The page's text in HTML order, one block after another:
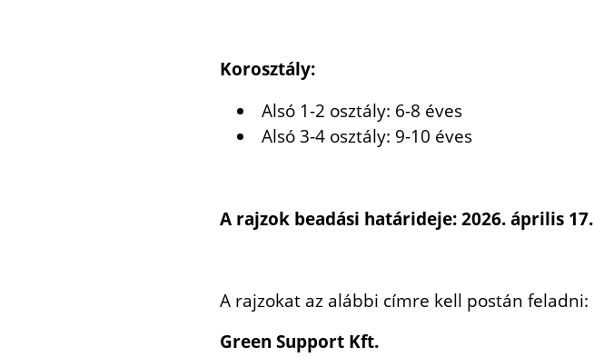
Korosztály:
Alsó 1-2 osztály: 6-8 éves
Alsó 3-4 osztály: 9-10 éves
A rajzok beadási határideje: 2026. április 17.
A rajzokat az alábbi címre kell postán feladni:
Green Support Kft.